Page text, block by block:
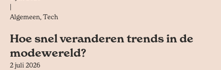
|
Algemeen Tech
Hoe snel veranderen trends in de
modewereld?
2 juli 2026